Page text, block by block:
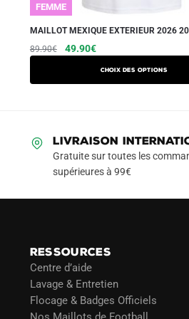
FEMME
MAILLOT MEXIQUE EXTERIEUR 2026
89.90€
Le
49.90€Le
Choix des options
Ce
produit
a
Les
options
peuvent
page
du
produit
LIVRAISON
Gratuite sur toutes les
supérieures à 99€
RESSOURCES
Centre d’aide
Lavage & Entretien
Flocage & Badges Officiels